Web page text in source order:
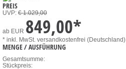
PREIS
UVP: € 1.029,00
ab EUR 849,00*
* inkl. MwSt. versandkostenfrei (Deutschland)
MENGE / AUSFÜHRUNG
Gesamtsumme:
Stückpreis: